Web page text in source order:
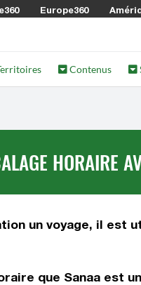
Europe360
Contenus
HORAIRE
un voyage, il est
que Sanaa est